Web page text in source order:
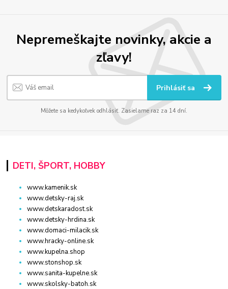
Nepremeškajte novinky, akcie a
zľavy!
Prihlásiť sa
Môžete sa kedykoľvek odhlásiť. Zasielame raz za 14 dní.
DETI, ŠPORT, HOBBY
www.kamenik.sk
www.detsky-raj.sk
www.detskaradost.sk
www.detsky-hrdina.sk
www.domaci-milacik.sk
www.hracky-online.sk
www.kupelna.shop
www.stonshop.sk
www.sanita-kupelne.sk
www.skolsky-batoh.sk